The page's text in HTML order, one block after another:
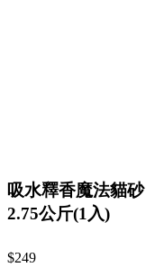
吸水釋香魔法貓砂
2.75公斤(1入)
$249